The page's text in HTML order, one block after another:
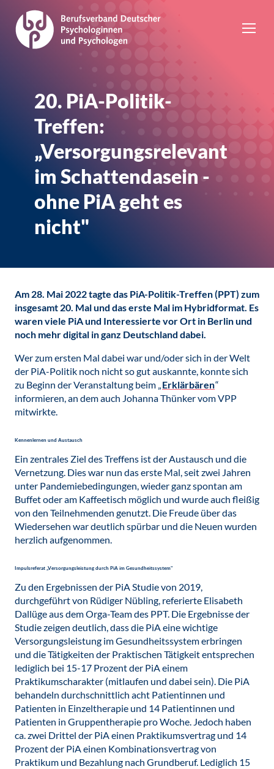
20. PiA-Politik-
Treffen:
„Versorgungsrelevant
im Schattendasein -
ohne PiA geht es
nicht"
Am 28. Mai 2022 tagte das PiA-Politik-Treffen (PPT) zum
insgesamt 20. Mal und das erste Mal im Hybridformat. Es
waren viele PiA und Interessierte vor Ort in Berlin und
noch mehr digital in ganz Deutschland dabei.
Wer zum ersten Mal dabei war und/oder sich in der Welt
der PiA-Politik noch nicht so gut auskannte, konnte sich
zu Beginn der Veranstaltung beim „Erklärbären“
informieren, an dem auch Johanna Thünker vom VPP
mitwirkte.
Kennenlernen und Austausch
Ein zentrales Ziel des Treffens ist der Austausch und die
Vernetzung. Dies war nun das erste Mal, seit zwei Jahren
unter Pandemiebedingungen, wieder ganz spontan am
Buffet oder am Kaffeetisch möglich und wurde auch fleißig
von den Teilnehmenden genutzt. Die Freude über das
Wiedersehen war deutlich spürbar und die Neuen wurden
herzlich aufgenommen.
Impulsreferat „Versorgungsleistung durch PiA im Gesundheitssystem"
Zu den Ergebnissen der PiA Studie von 2019,
durchgeführt von Rüdiger Nübling, referierte Elisabeth
Dallüge aus dem Orga-Team des PPT. Die Ergebnisse der
Studie zeigen deutlich, dass die PiA eine wichtige
Versorgungsleistung im Gesundheitssystem erbringen
und die Tätigkeiten der Praktischen Tätigkeit entsprechen
lediglich bei 15-17 Prozent der PiA einem
Praktikumscharakter (mitlaufen und dabei sein). Die PiA
behandeln durchschnittlich acht Patientinnen und
Patienten in Einzeltherapie und 14 Patientinnen und
Patienten in Gruppentherapie pro Woche. Jedoch haben
ca. zwei Drittel der PiA einen Praktikumsvertrag und 14
Prozent der PiA einen Kombinationsvertrag von
Praktikum und Bezahlung nach Grundberuf. Lediglich 15